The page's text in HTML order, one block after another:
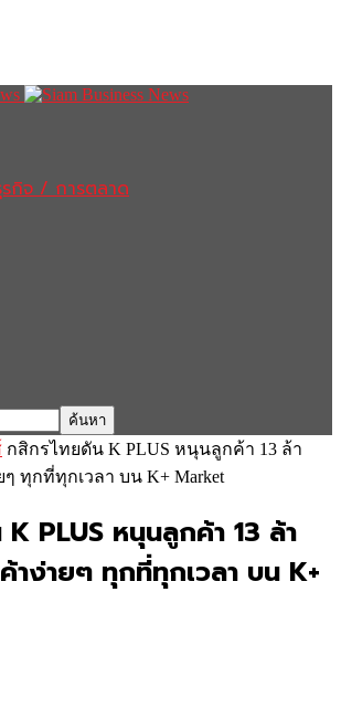
กิจ / การตลาด
กสิกรไทยดัน K PLUS หนุนลูกค้า 13 ล้า
ทุกที่ทุกเวลา บน K+ Market
PLUS หนุนลูกค้า 13 ล้า
าง่ายๆ ทุกที่ทุกเวลา บน K+